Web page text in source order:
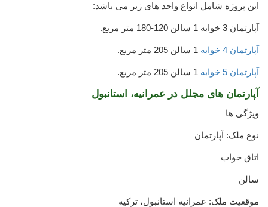
این پروژه شامل انواع واحد های زیر می باشد:
آپارتمان 3 خوابه 1 سالن 120-180 متر مربع.
آپارتمان 4 خوابه
آپارتمان 5 خوابه
آپارتمان های مجلل در عمرانیه، استانبول
ویژگی ها
نوع ملک: آپارتمان
اتاق خواب
سالن
موقعیت ملک: عمرانیه استانبول، ترکیه